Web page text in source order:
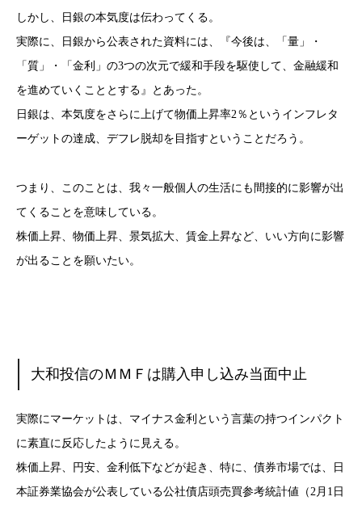
しかし、日銀の本気度は伝わってくる。
実際に、日銀から公表された資料には、『今後は、「量」・
「質」・「金利」の3つの次元で緩和手段を駆使して、金融緩和
を進めていくこととする』とあった。
日銀は、本気度をさらに上げて物価上昇率2％というインフレタ
ーゲットの達成、デフレ脱却を目指すということだろう。
つまり、このことは、我々一般個人の生活にも間接的に影響が出
てくることを意味している。
株価上昇、物価上昇、景気拡大、賃金上昇など、いい方向に影響
が出ることを願いたい。
大和投信のＭＭＦは購入申し込み当面中止
実際にマーケットは、マイナス金利という言葉の持つインパクト
に素直に反応したように見える。
株価上昇、円安、金利低下などが起き、特に、債券市場では、日
本証券業協会が公表している公社債店頭売買参考統計値（2月1日